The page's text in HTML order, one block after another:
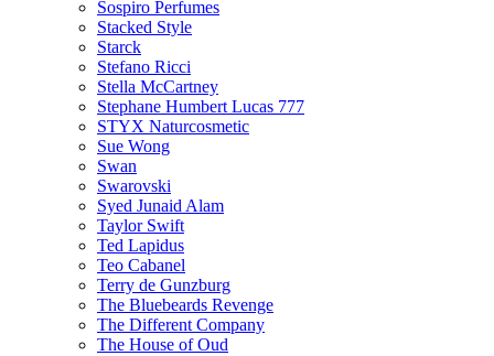
Sospiro Perfumes
Stacked Style
Starck
Stefano Ricci
Stella McCartney
Stephane Humbert Lucas 777
STYX Naturсosmetic
Sue Wong
Swan
Swarovski
Syed Junaid Alam
Taylor Swift
Ted Lapidus
Teo Cabanel
Terry de Gunzburg
The Bluebeards Revenge
The Different Company
The House of Oud